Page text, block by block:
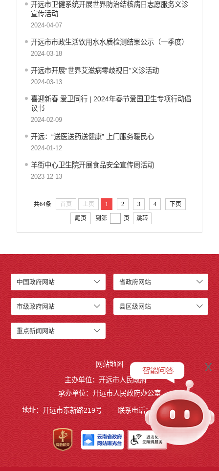
政府集中采购
环保督察
医疗卫生
行政处罚和行政强制
乡村振兴工作信息公开
开远市卫健系统开展世界防治结核病日志愿服务义诊
宣传活动
2024-04-07
开远市市政生活饮用水水质检测结果公示（一季度）
2024-03-18
开远市开展“世界艾滋病零歧视日”义诊活动
2024-03-13
喜迎新春 爱卫同行 | 2024年春节爱国卫生专项行动倡
议书
2024-02-09
开远：“送医送药送健康” 上门服务暖民心
2024-01-12
羊街中心卫生院开展食品安全宣传周活动
2023-12-13
共64条 首页 上页 1 2 3 4 下页
尾页 到第 页 跳转
中国政府网站 省政府网站
市级政府网站 县区级网站
重点新闻网站
网站地图
主办单位：开远市人民政府
承办单位：开远市人民政府办公室
地址：开远市东新路219号 联系电话：0873-7236877
x